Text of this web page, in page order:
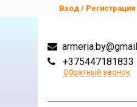
Вход / Регистрация
+375447181833
Обратный звонок